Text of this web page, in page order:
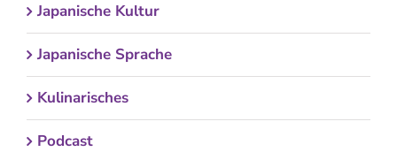
Japanische Kultur
Japanische Sprache
Kulinarisches
Podcast